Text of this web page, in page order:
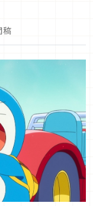
稿